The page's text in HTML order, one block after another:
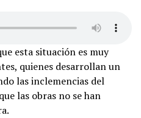
esta situación es muy
quienes desarrollan un
las inclemencias del
las obras no se han